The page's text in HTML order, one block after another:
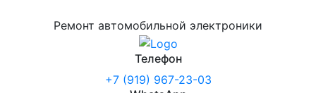
Ремонт автомобильной электроники
Телефон
+7 (919) 967-23-03